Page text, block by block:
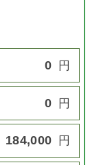
0 円
0 円
184,000 円